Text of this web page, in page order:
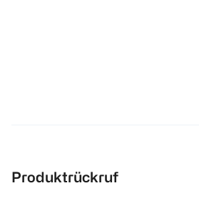
Produktrückruf